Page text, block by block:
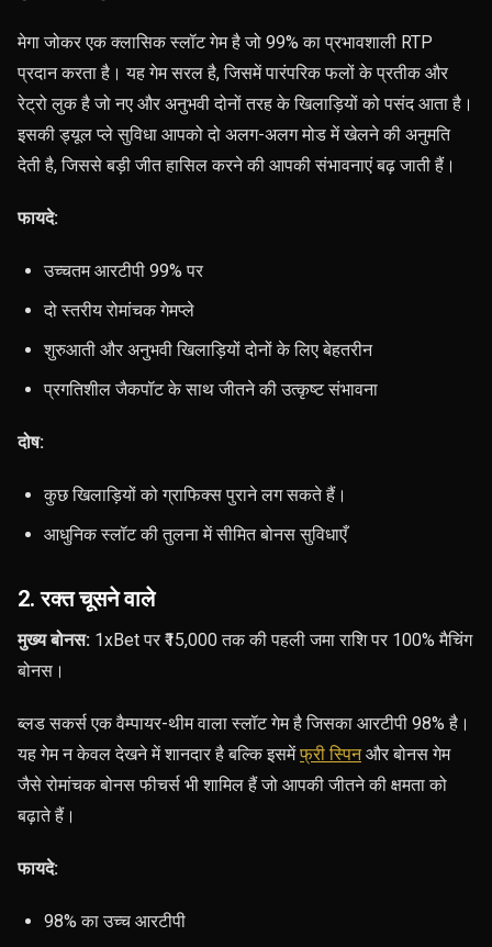
मेगा जोकर एक क्लासिक स्लॉट गेम है जो 99% का प्रभावशाली RTP
प्रदान करता है। यह गेम सरल है, जिसमें पारंपरिक फलों के प्रतीक और
रेट्रो लुक है जो नए और अनुभवी दोनों तरह के खिलाड़ियों को पसंद आता है।
इसकी ड्यूल प्ले सुविधा आपको दो अलग-अलग मोड में खेलने की अनुमति
देती है, जिससे बड़ी जीत हासिल करने की आपकी संभावनाएं बढ़ जाती हैं।
फायदे:
उच्चतम आरटीपी 99% पर
दो स्तरीय रोमांचक गेमप्ले
शुरुआती और अनुभवी खिलाड़ियों दोनों के लिए बेहतरीन
प्रगतिशील जैकपॉट के साथ जीतने की उत्कृष्ट संभावना
दोष:
कुछ खिलाड़ियों को ग्राफिक्स पुराने लग सकते हैं।
आधुनिक स्लॉट की तुलना में सीमित बोनस सुविधाएँ
2. रक्त चूसने वाले
मुख्य बोनस: 1xBet पर ₹15,000 तक की पहली जमा राशि पर 100% मैचिंग
बोनस।
ब्लड सकर्स एक वैम्पायर-थीम वाला स्लॉट गेम है जिसका आरटीपी 98% है।
यह गेम न केवल देखने में शानदार है बल्कि इसमेंफ्री स्पिनऔर बोनस गेम
जैसे रोमांचक बोनस फीचर्स भी शामिल हैं जो आपकी जीतने की क्षमता को
बढ़ाते हैं।
फायदे:
98% का उच्च आरटीपी